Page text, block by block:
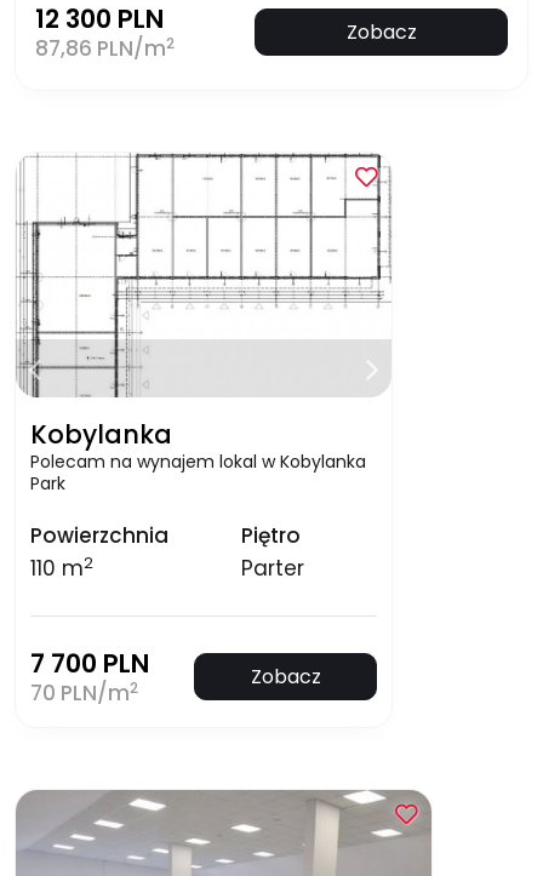
12 300 PLN
87,86 PLN/m2 Zobacz
Kobylanka
Polecam na wynajem lokal w Kobylanka
Park
Powierzchnia
110 m2
Piętro
Parter
7 700 PLN
70 PLN/m2 Zobacz